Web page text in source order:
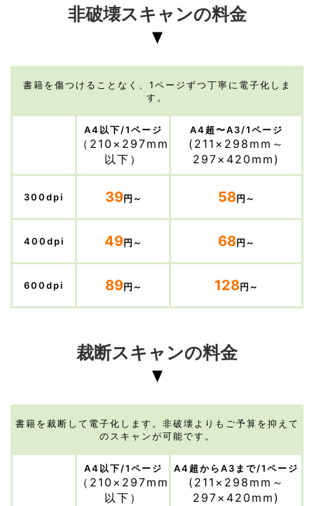
非破壊スキャンの料金
書籍を傷つけることなく、1ページずつ丁寧に電子化しま
す。
A4以下/1ページ
（210×297mm
以下）
A4超〜A3/1ページ
(211×298mm～
297×420mm)
300dpi 39円～ 58円～
400dpi 49円～ 68円～
600dpi 89円～ 128円～
裁断スキャンの料金
書籍を裁断して電子化します。非破壊よりもご予算を抑えて
のスキャンが可能です。
A4以下/1ページ
（210×297mm
以下）
A4超からA3まで/1ページ
(211×298mm～
297×420mm)